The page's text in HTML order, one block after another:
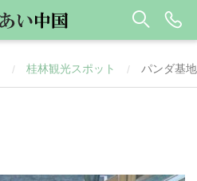
/ 桂林観光スポット / パンダ基地